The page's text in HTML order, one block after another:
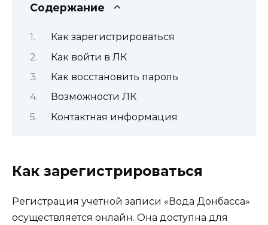
Содержание
Как зарегистрироваться
Как войти в ЛК
Как восстановить пароль
Возможности ЛК
Контактная информация
Как зарегистрироваться
Регистрация учетной записи «Вода Донбасса»
осуществляется онлайн. Она доступна для